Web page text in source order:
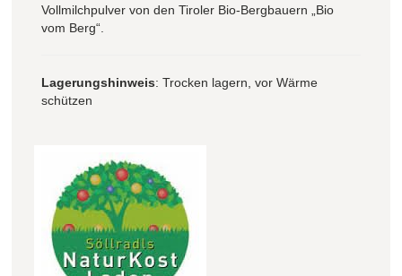
Vollmilchpulver von den Tiroler Bio-Bergbauern „Bio
vom Berg“.
Lagerungshinweis: Trocken lagern, vor Wärme
schützen